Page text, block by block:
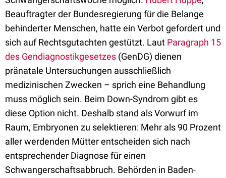
Beauftragter der Bundesregierung für die Belange
behinderter Menschen, hatte ein Verbot gefordert und
sich auf Rechtsgutachten gestützt. Laut Paragraph 15
des Gendiagnostikgesetzes (GenDG) dienen
pränatale Untersuchungen ausschließlich
medizinischen Zwecken – sprich eine Behandlung
muss möglich sein. Beim Down-Syndrom gibt es
diese Option nicht. Deshalb stand als Vorwurf im
Raum, Embryonen zu selektieren: Mehr als 90 Prozent
aller werdenden Mütter entscheiden sich nach
entsprechender Diagnose für einen
Schwangerschaftsabbruch. Behörden in Baden-